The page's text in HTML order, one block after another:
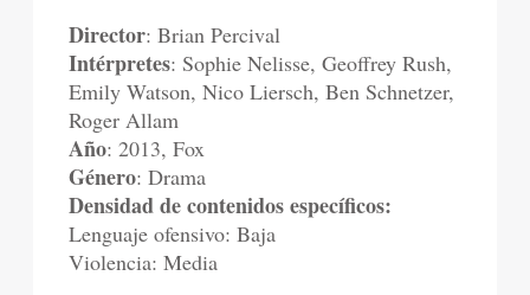
Director: Brian Percival
Intérpretes: Sophie Nelisse, Geoffrey Rush,
Emily Watson, Nico Liersch, Ben Schnetzer,
Roger Allam
Año: 2013, Fox
Género: Drama
Densidad de contenidos específicos:
Lenguaje ofensivo: Baja
Violencia: Media